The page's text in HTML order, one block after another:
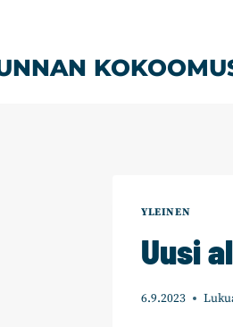
YLEINEN
Uusi
6.9.2023